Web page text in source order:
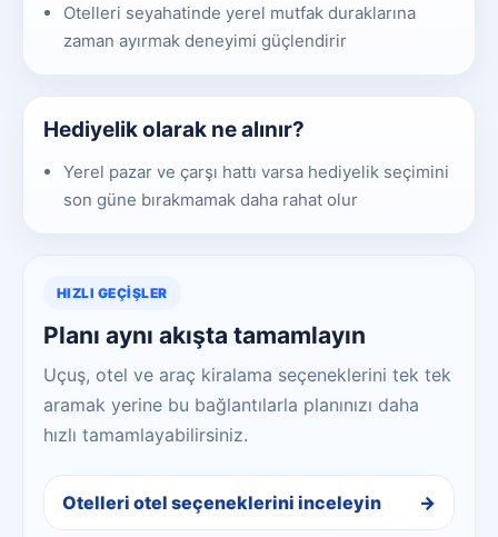
Otelleri seyahatinde yerel mutfak duraklarına
zaman ayırmak deneyimi güçlendirir
Hediyelik olarak ne alınır?
Yerel pazar ve çarşı hattı varsa hediyelik seçimini
son güne bırakmamak daha rahat olur
HIZLI GEÇIŞLER
Planı aynı akışta tamamlayın
Uçuş, otel ve araç kiralama seçeneklerini tek tek
aramak yerine bu bağlantılarla planınızı daha
hızlı tamamlayabilirsiniz.
Otelleri otel seçeneklerini inceleyin